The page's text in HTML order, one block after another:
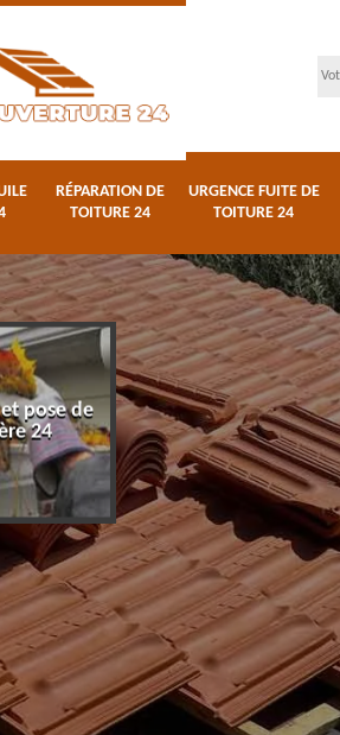
RÉPARATION DE
TOITURE 24
URGENCE FUITE DE
TOITURE 24
pose de
24
Peinture sur tuile et
toiture 24